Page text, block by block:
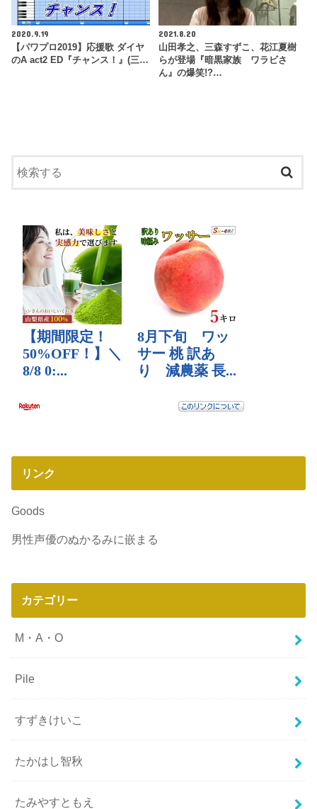
2020.9.19
【パワプロ2019】応援歌 ダイヤ
のA act2 ED『チャンス！』(三…
2021.8.20
山田孝之、三森すずこ、花江夏樹
らが登場『暗黒家族 ワラビさ
ん』の爆笑!?…
リンク
Goods
男性声優のぬかるみに嵌まる
カテゴリー
M・A・O
Pile
すずきけいこ
たかはし智秋
たみやすともえ